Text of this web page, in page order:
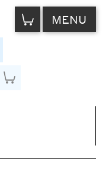
VIEW
CART MENU
Letter Spacing